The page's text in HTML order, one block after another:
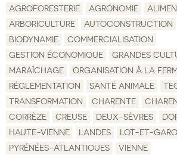
Description
Public visé
Pré-requis
Moyens pédagogiques
Informations pratiques
AGROFORESTERIE AGRONOMIE
ARBORICULTURE
AUTOCONSTRUCTION
BIODYNAMIE
COMMERCIALISATION
GESTION ÉCONOMIQUE
GRANDES
MARAÎCHAGE
ORGANISATION À LA
RÉGLEMENTATION
SANTÉ ANIMALE
TRANSFORMATION
CHARENTE
CORRÈZE
CREUSE DEUX-SÈVRES
HAUTE-VIENNE
LANDES
LOT-ET-
PYRÉNÉES-ATLANTIQUES
VIENNE